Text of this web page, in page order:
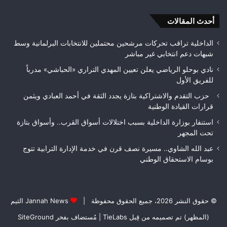
أحدث المقالات
الداخلية تراقب تحركات مرشحين محتملين للانتخابات البرلمانية وسط
شبهات دعم انتخابي غير مباشر
نادي بوحلو الرياضي يعلن تعيين المهدي التراري «الحباشي» مدرباً
للفريق الأول
حزب التقدم والاشتراكية بتازة يجدد الثقة في أحمد العبادي ويثمن
قرارات القيادة الوطنية
استنفار بوزارة الداخلية بسبب اختلالات أسواق القرب.. وأسواق بتازة
تحت المجهر
عبد الله الشاوي.. مسيرة نصف قرن في خدمة الإدارة الترابية تتوج
بوسام الاستحقاق الوطني
© حقوق النشر 2026، جميع الحقوق محفوظة |
Jannah News الثيم
(المظهر) تم تصميمه من قِبل TieLabs
| مُستضاف بفخر SiteGround